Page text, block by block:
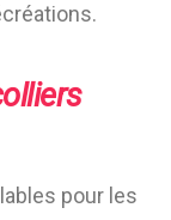
pour les